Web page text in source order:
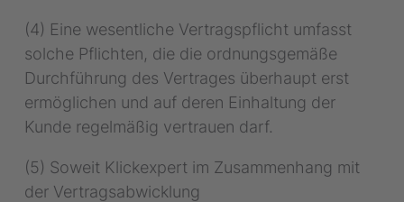
(4) Eine wesentliche Vertragspflicht umfasst
solche Pflichten, die die ordnungsgemäße
Durchführung des Vertrages überhaupt erst
ermöglichen und auf deren Einhaltung der
Kunde regelmäßig vertrauen darf.
(5) Soweit Klickexpert im Zusammenhang mit
der Vertragsabwicklung